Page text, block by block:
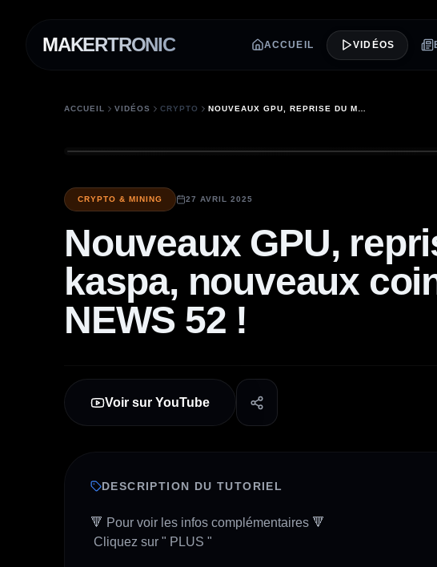
MAKERTRONIC ACCUEIL VIDÉOS
ACCUEIL VIDÉOS CRYPTO
CRYPTO & MINING 27 AVRIL 2025
Nouveaux GPU,
kaspa, nouveaux
NEWS 52 !
Voir sur YouTube
DESCRIPTION DU TUTORIEL
🔻 Pour voir les infos complémentaires 🔻